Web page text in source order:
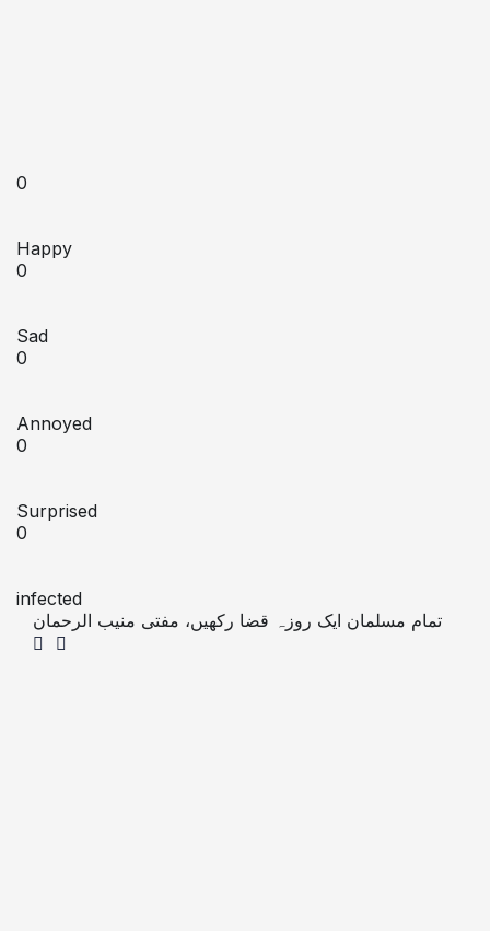
0
Happy
0
Sad
0
Annoyed
0
Surprised
0
infected
تمام مسلمان ایک روزہ قضا رکھیں، مفتی منیب الرحمان